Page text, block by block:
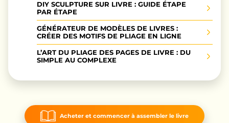
DIY SCULPTURE SUR LIVRE : GUIDE ÉTAPE
PAR ÉTAPE
GÉNÉRATEUR DE MODÈLES DE LIVRES :
CRÉER DES MOTIFS DE PLIAGE EN LIGNE
L’ART DU PLIAGE DES PAGES DE LIVRE : DU
SIMPLE AU COMPLEXE
Acheter et commencer à assembler le livre